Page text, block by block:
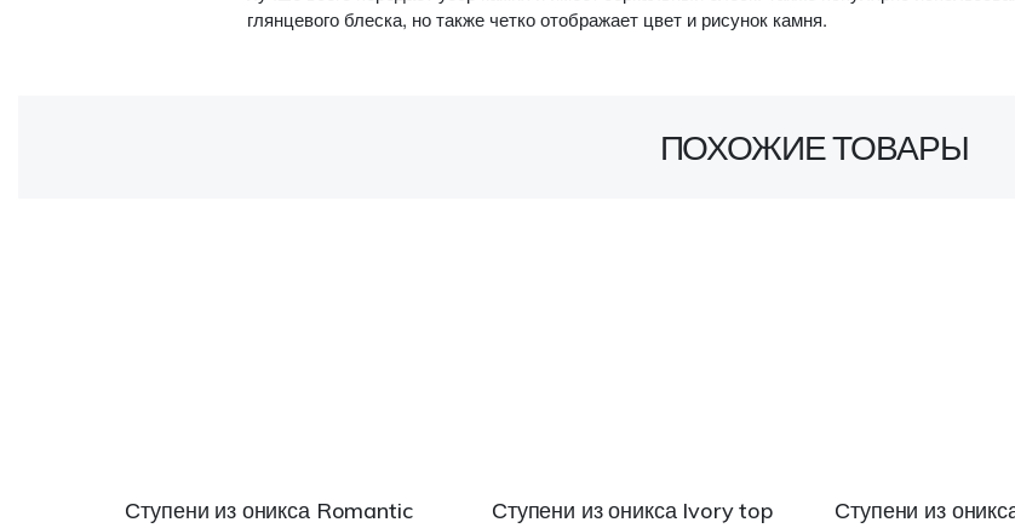
глянцевого блеска, но также четко отображает цвет и рисунок камня.
ПОХОЖИЕ ТОВАРЫ
Ступени из оникса Romantic
Ступени из оникса Ivory top Ступени из